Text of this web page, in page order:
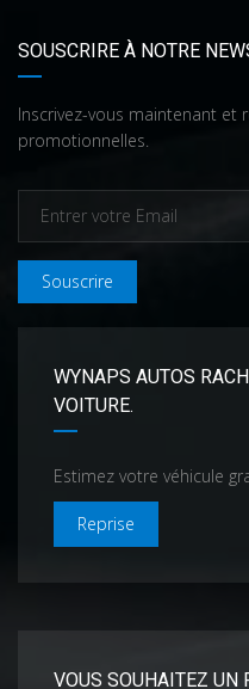
SOUSCRIRE À NOTRE
Inscrivez-vous maintenant et
promotionnelles.
Souscrire
WYNAPS AUTOS
VOITURE.
Estimez votre véhicule
Reprise
VOUS SOUHAITEZ UN